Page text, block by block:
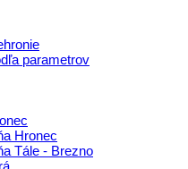
parametrov
Hronec
Tále - Brezno